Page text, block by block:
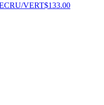
VERT$133.00